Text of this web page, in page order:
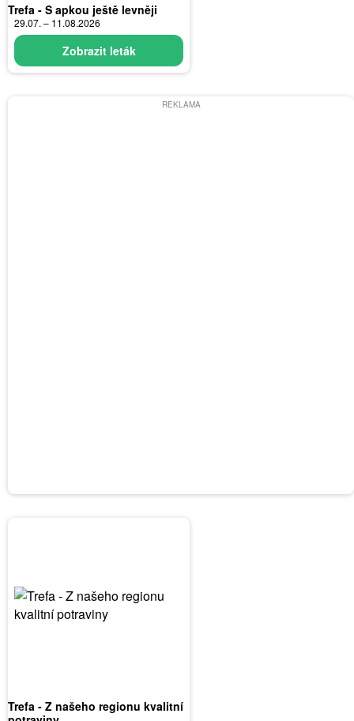
Trefa - S apkou ještě levněji
29.07. – 11.08.2026
Zobrazit leták
REKLAMA
Trefa - Z našeho regionu kvalitní